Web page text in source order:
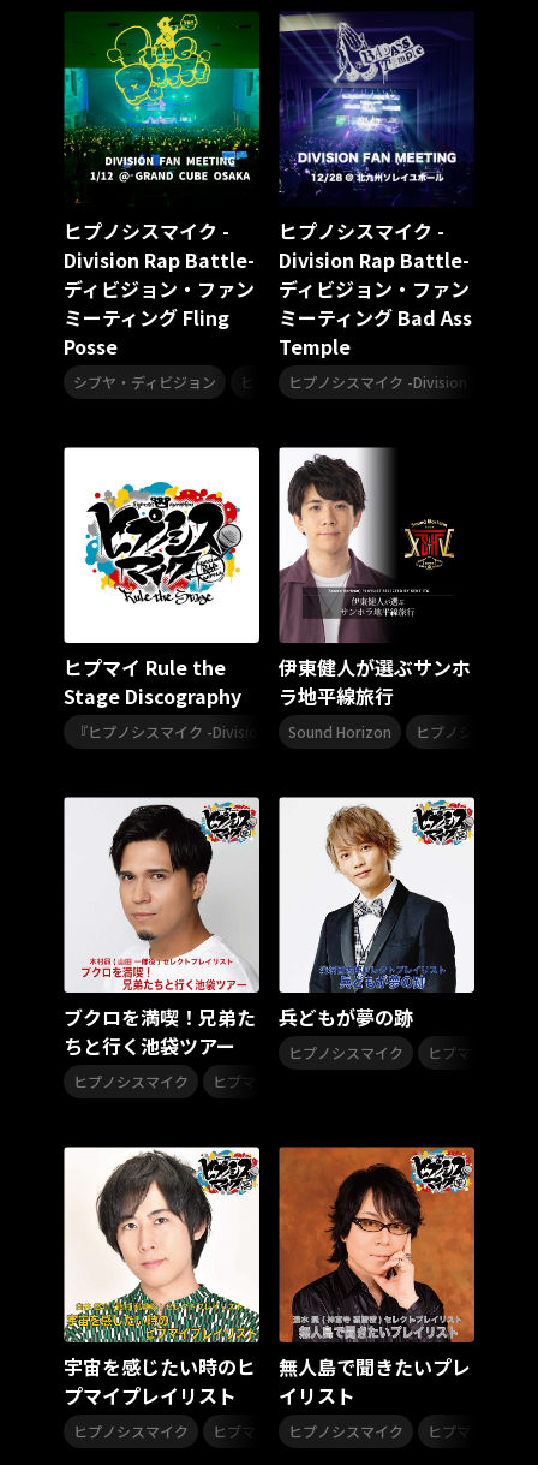
ももクリ2025
ドレスコーズのクリスマス
ホワイトスコーピオン
ピンキーとキラーズ
TRIX
リクエストアワー
リクアワ
カリスマガンボ
TRiDENT
気志團万博
童謡
カリスマガンボツアー
ANGEL EYES MIQ
MIO
合唱
合唱曲 合唱コンクール 合唱コン
運動会
映画音楽
KING MINYO GROOVE
MAD TRIGGER CREW
ギタリスト
Bimi Live Galley
Living Streak
スレイヤーズ
カリスマワールドエキスポ
ヒプマイ 11th LIVE
うたの☆プリンスさまっ♪
田中将大
高橋李依 高野麻里佳
長久友紀
ドライブミュージック
ドライブソング
KING Jazz RE:Generation9
YATSUI FESTIVAL! 2025
YATSUI FESTIVAL!2025
YATSUI FESTIVAL
ボサノバ
KING Jazz RE:Generation8
KING Jazz RE:Generation7
秋元康
ホワスピ
AniDrop
プリンセッション・オーケストラ
クラシック★スターズ
原田和典
HIDEKiSM
Takassy
ポルノグラフィティ
MADKID
塙 耕記
JUDGMENT! RECORDS タクミ
ダイキ
水谷優子
流星機ガクセイバー
影山ヒロノブ
折笠愛
玉川紗己子
美野春樹
佐々木望
七人のナナ 桃森すもも
浅木舞
福井裕佳梨
秋田まどか 中原麻衣
名塚佳織
Extreme Hearts
岡崎体育 村山彩希
松井珠理奈
岡田奈々
ビタミンB バレイベ2025
バレイベ
和ジャズ
KING Jazz RE:Generation5
中村晃子
KING Jazz RE:Generation4
言の葉党
オオサカ・ディビジョン
Unpacking the Past vol.2：Folk rock
HACHI
Vsinger
シブヤ・ディビジョン
TVアニメ
爆れつハンター
Whoopee Bomb
高岩遼
Redhair Rosy
ももいろ歌合戦
ももいろクリスマス2024-HOLY 4D NIGHT-
ももクリ2024
シンジュク・ディビジョン
麻天狼
KING RECORDS HOT 30 2024
HOT30
サマーソング
海 ウィンターソング
冬うた
KING Jazz RE:Generation3
KING Jazz RE:Generation
和田雅成
the dresscodes
邦楽ロック
ヒプノシスマイク -
Division Rap Battle-
ディビジョン・ファン
ミーティング Fling
Posse
シブヤ・ディビジョン ヒプノシスマイク -Division Rap Battle-
ヒプノシスマイク -
Division Rap Battle-
ディビジョン・ファン
ミーティング Bad Ass
Temple
ヒプノシスマイク -Division Rap
ヒプマイ Rule the
Stage Discography
『ヒプノシスマイク -Division Rap Battle-』Rule the Stage
伊東健人が選ぶサンホ
ラ地平線旅行
Sound Horizon ヒプノシスマイク
ブクロを満喫！兄弟た
ちと行く池袋ツアー
ヒプノシスマイク ヒプマイ
兵どもが夢の跡
ヒプノシスマイク ヒプマイ
宇宙を感じたい時のヒ
プマイプレイリスト
ヒプノシスマイク ヒプマイ
無人島で聞きたいプレ
イリスト
ヒプノシスマイク ヒプマイ